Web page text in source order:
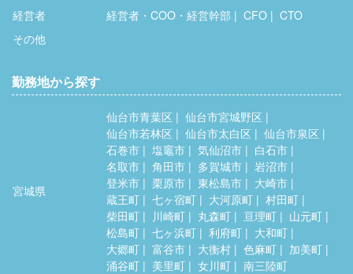
経営者
経営者・COO・経営幹部 CFO
CTO
その他
勤務地から探す
宮城県
仙台市青葉区
仙台市宮城野区
仙台市若林区
仙台市太白区
仙台市泉区
石巻市
塩竈市 気仙沼市
白石市
名取市
角田市 多賀城市
岩沼市
登米市
栗原市 東松島市
大崎市
蔵王町
七ヶ宿町 大河原町
村田町
柴田町
川崎町 丸森町 亘理町
山元町
松島町
七ヶ浜町 利府町
大和町
大郷町
富谷市 大衡村 色麻町
加美町
涌谷町
美里町 女川町
南三陸町